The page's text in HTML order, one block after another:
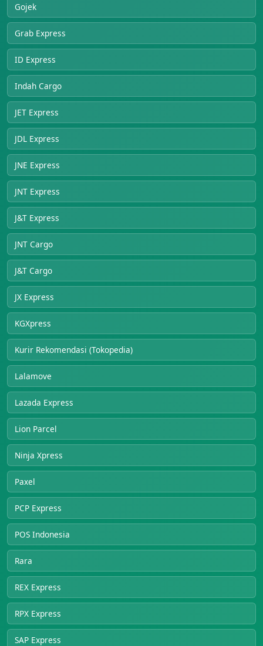
Gojek
Grab Express
ID Express
Indah Cargo
JET Express
JDL Express
JNE Express
JNT Express
J&T Express
JNT Cargo
J&T Cargo
JX Express
KGXpress
Kurir Rekomendasi (Tokopedia)
Lalamove
Lazada Express
Lion Parcel
Ninja Xpress
Paxel
PCP Express
POS Indonesia
Rara
REX Express
RPX Express
SAP Express